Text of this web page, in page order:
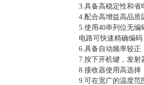
3.具备高稳定性和
4.配合高增益高品
5.使用40串列位无
电路可快速精确编
6.具备自动频率较正
7.按下开机键，发
8.接收器使用高选
9.可在宽广的温度